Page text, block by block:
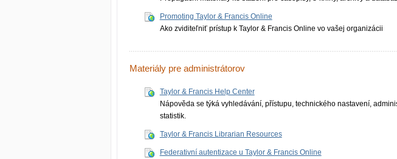
Promoting Taylor & Francis Online
Ako zviditeľniť prístup k Taylor & Francis Online vo vašej organizácii
Materiály pre administrátorov
Taylor & Francis Help Center
Nápověda se týká vyhledávání, přístupu, technického nastavení,
statistik.
Taylor & Francis Librarian Resources
Federativní autentizace u Taylor & Francis Online